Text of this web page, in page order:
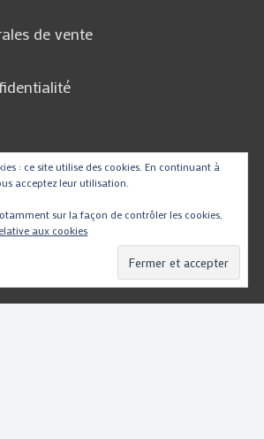
de vente
: ce site utilise des cookies. En continuant à
acceptez leur utilisation.
sur la façon de contrôler les cookies,
aux cookies